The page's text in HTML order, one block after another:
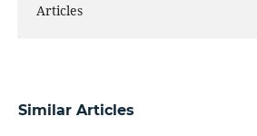
Articles
Similar Articles